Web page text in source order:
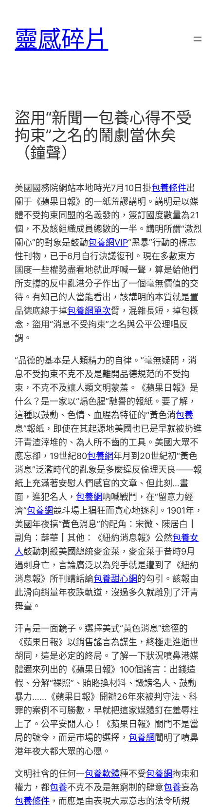
靈感碎片
盜用“新聞一包養心得不受
拘束”之名的鬧劇當休矣
（鐘聲）
美國國務院網站本地時光7月10日掛包養條件出
關于《蘋果日報》的一紙荒謬講明。講明是以媒
體不受拘束同盟的名義發的，簽訂國度數量為21
個，不及該組織成員總數的一半。講明所謂“激烈
關心”的對象是鼓動包養網VIP“黑暴”行動的標志
性刊物，已于6月自行決議復刊。現在多數東方
國度一些權勢盡看地就此呼喊一聲，算是給他們
所支撐的反中亂港分子作出了一個毫無價值的交
待。有知己的人當能看出，該講明的本質就是置
品德底線于掉包養網單次臂，混雜長短，掉包概
念，盜用“消息不受拘束”之名與公平公理唱反
調。
“品德的基本是人類精力的自律。”毫無疑問，消
息不受拘束不克不及是離開品德規范的不受拘
束，不克不及讓人類文明蒙羞。《蘋果日報》是
什么？是一家以“煽色腥”馳譽的報紙。要了解，
這種以鼓動、色情、血腥為特征的“黃色消包養
息”報紙，即使在其起源地美國也已是早就被扔進
汗青渣滓堆的、為人所不齒的工具。美國大眾不
應忘卻，19世紀80包養網年月到20世紀初“黃色
消息”泛濫時代的亂象是多麼違反倫理天良——報
紙上充滿著安慰人們感官的文章、但此刻…畫
面，進犯名人，包養網吶喊戰鬥，在“留意力經
濟”包養網競斗場上猖狂而貪心地逐利。1901年，
美國年夜搞“黃色消息”的配角：宋微、陳居白┃
副角：薛華┃其他：《紐約消息報》公然包養女
人鼓動刺殺美國總統麥金萊，麥金萊于昔時9月
遇刺身亡，言論廣泛以為兇手就是遭到了《紐約
消息報》所刊講話論包養甜心網的勾引。該報由
此滑向銷量年夜跌軌道，沒過多久就離別了汗青
舞臺。
汗青是一面鏡子。選擇美式“黃色消息”途徑的
《蘋果日報》以銷售謠言為謀生，終極走進逝世
胡同，這是必定的終局。了解一下狀況噴鼻港媒
體邇來列出的《蘋果日報》100個謠言：出錢造
假、分解“裸照”、賄賂換材料、譭謗名人、鼓動
暴力……《蘋果日報》開辦26年來被判守法、科
罪的案例不可勝數，早就把這家媒體釘在羞辱柱
上了。公平安閒人心！《蘋果日報》關門不是當
局的號令，而是市場的選擇，包養網闡明了噴鼻
港年夜大都大眾的心愿。
文明社會的任何一包養軟體種不受包養網拘束和
權力，都包養不克不及是無窮制的肆意包養妄為
包養條件 ，而應是由表現大眾意志的法令所規